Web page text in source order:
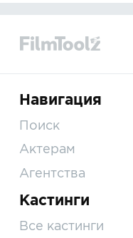
Навигация
Поиск
Актерам
Агентства
Кастинги
Все кастинги